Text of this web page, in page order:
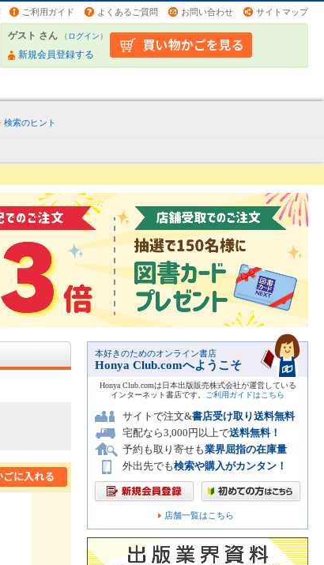
ご利用ガイド よくあるご質問 お問い合わせ サイトマップ
ゲスト さん （ログイン）
新規会員登録する
検索のヒント
本好きのためのオンライン書店
Honya Club.comへようこそ
Honya Club.comは日本出版販売株式会社が運営している
インターネット書店です。
ご利用ガイドはこちら
サイトで注文&書店受け取り送料無料
宅配なら3,000円以上で送料無料！
予約も取り寄せも業界屈指の在庫量
外出先でも検索や購入がカンタン！
店舗一覧はこちら